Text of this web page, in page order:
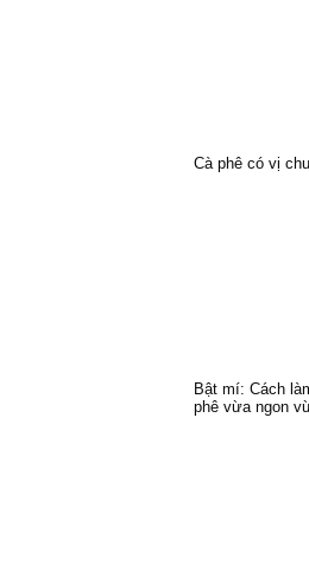
Cà phê có vị
Bật mí: Cách
phê vừa ngon